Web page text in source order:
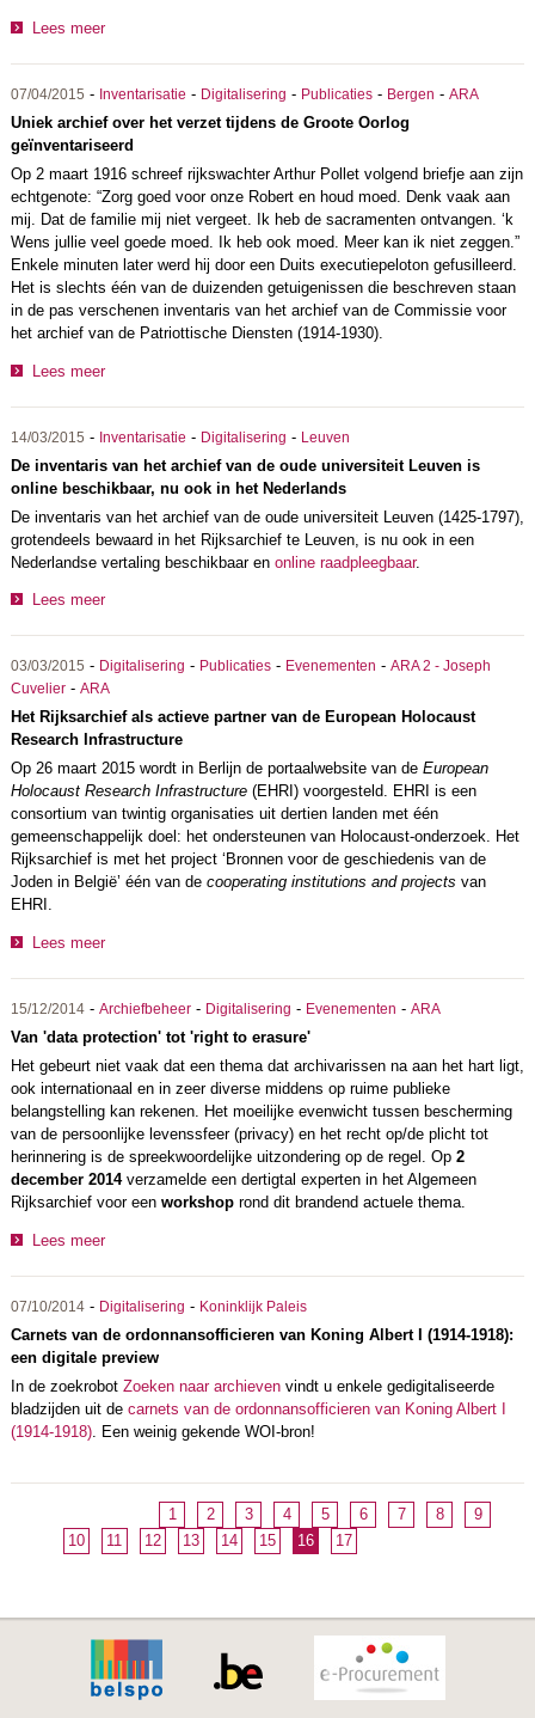
Lees meer
07/04/2015 - Inventarisatie - Digitalisering - Publicaties- Bergen - ARA
Uniek archief over het verzet tijdens de Groote Oorlog
geïnventariseerd
Op 2 maart 1916 schreef rijkswachter Arthur Pollet volgend briefje aan zijn
echtgenote: “Zorg goed voor onze Robert en houd moed. Denk vaak aan
mij. Dat de familie mij niet vergeet. Ik heb de sacramenten ontvangen. ‘k
Wens jullie veel goede moed. Ik heb ook moed. Meer kan ik niet zeggen.”
Enkele minuten later werd hij door een Duits executiepeloton gefusilleerd.
Het is slechts één van de duizenden getuigenissen die beschreven staan
in de pas verschenen inventaris van het archief van de Commissie voor
het archief van de Patriottische Diensten (1914-1930).
Lees meer
14/03/2015 - Inventarisatie - Digitalisering - Leuven
De inventaris van het archief van de oude universiteit Leuven is
online beschikbaar, nu ook in het Nederlands
De inventaris van het archief van de oude universiteit Leuven (1425-1797),
grotendeels bewaard in het Rijksarchief te Leuven, is nu ook in een
Nederlandse vertaling beschikbaar en online raadpleegbaar.
Lees meer
03/03/2015 - Digitalisering - Publicaties- Evenementen - ARA 2 - Joseph
Cuvelier- ARA
Het Rijksarchief als actieve partner van de European Holocaust
Research Infrastructure
Op 26 maart 2015 wordt in Berlijn de portaalwebsite van de European
Holocaust Research Infrastructure (EHRI) voorgesteld. EHRI is een
consortium van twintig organisaties uit dertien landen met één
gemeenschappelijk doel: het ondersteunen van Holocaust-onderzoek. Het
Rijksarchief is met het project ‘Bronnen voor de geschiedenis van de
Joden in België’ één van de cooperating institutions and projects van
EHRI.
Lees meer
15/12/2014- Archiefbeheer- Digitalisering - Evenementen - ARA
Van 'data protection' tot 'right to erasure'
Het gebeurt niet vaak dat een thema dat archivarissen na aan het hart ligt,
ook internationaal en in zeer diverse middens op ruime publieke
belangstelling kan rekenen. Het moeilijke evenwicht tussen bescherming
van de persoonlijke levenssfeer (privacy) en het recht op/de plicht tot
herinnering is de spreekwoordelijke uitzondering op de regel. Op 2
december 2014verzamelde een dertigtal experten in het Algemeen
Rijksarchief voor een workshoprond dit brandend actuele thema.
Lees meer
07/10/2014- Digitalisering - Koninklijk Paleis
Carnets van de ordonnansofficieren van Koning Albert I (1914-1918):
een digitale preview
In de zoekrobot Zoeken naar archievenvindt u enkele gedigitaliseerde
bladzijden uit de carnets van de ordonnansofficieren van Koning Albert I
(1914-1918). Een weinig gekende WOI-bron!
1 2 3 4 5 6 7 8
9
10
11 12 13 14 15 16 17